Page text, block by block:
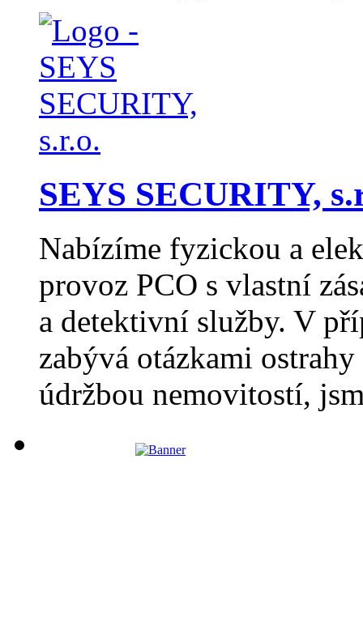
SEYS SECURITY,
Nabízíme fyzickou a
provoz PCO s vlastní
a detektivní služby. V
zabývá otázkami
údržbou nemovitostí,